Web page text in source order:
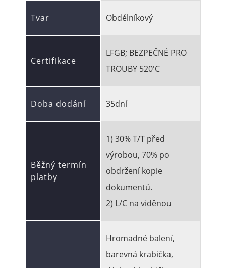
Tvar Obdélníkový
Certifikace
LFGB; BEZPEČNÉ PRO
TROUBY 520'C
Doba dodání 35dní
Běžný termín
platby
1) 30% T/T před
výrobou, 70% po
obdržení kopie
dokumentů.
2) L/C na viděnou
Hromadné balení,
barevná krabička,